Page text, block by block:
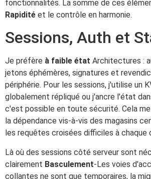
fonctionnalités. La somme de ces
Rapidité et le contrôle en harmonie.
Sessions, Auth et
Je préfère à faible état Architectures :
jetons éphémères, signatures et
périphérie. Pour les sessions, j'utilise un
globalement répliqué ou j'ancre l'état
c'est possible en toute sécurité. Cela
la dépendance vis-à-vis des magasins
les requêtes croisées difficiles à chaque
Là où des sessions côté serveur sont
clairement Basculement-Les voies
collantes ne sont que temporaires, la